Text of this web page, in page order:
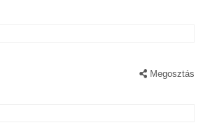
Megosztás